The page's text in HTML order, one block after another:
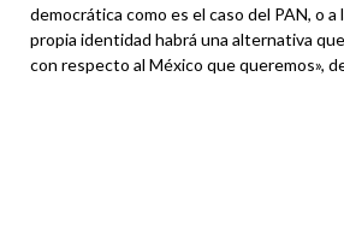
democrática como es el caso del PAN, o a
propia identidad habrá una alternativa
con respecto al México que queremos»,